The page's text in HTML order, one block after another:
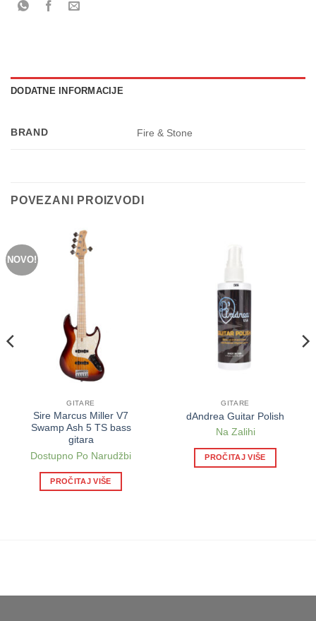
DODATNE INFORMACIJE
BRAND Fire & Stone
POVEZANI PROIZVODI
NOVO!
GITARE
Sire Marcus Miller V7
Swamp Ash 5 TS bass
gitara
Dostupno Po Narudžbi
PROČITAJ VIŠE
GITARE
dAndrea Guitar Polish
Na Zalihi
PROČITAJ VIŠE